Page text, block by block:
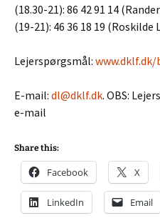
(18.30-21): 86 42 91 14
(19-21): 46 36 18 19
Lejerspørgsmål: www.dklf.dk/
E-mail: dl@dklf.dk. OBS:
e-mail
Share this:
Facebook X
LinkedIn Email